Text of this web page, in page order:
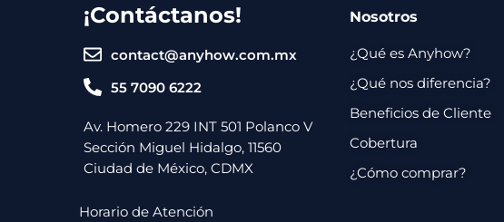
¡Contáctanos!
contact@anyhow.com.mx
55 7090 6222
Av. Homero 229 INT 501 Polanco V
Sección Miguel Hidalgo, 11560
Ciudad de México, CDMX
Nosotros
¿Qué es Anyhow?
¿Qué nos diferencia?
Beneficios de Cliente
Cobertura
¿Cómo comprar?
Horario de Atención
Envíos
Métodos
Contacto
Contacto